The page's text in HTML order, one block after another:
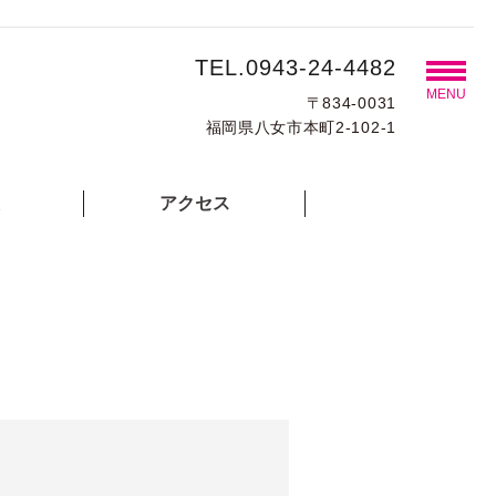
TEL.0943-24-4482
〒834-0031
福岡県八女市本町2-102-1
MENU
アクセス